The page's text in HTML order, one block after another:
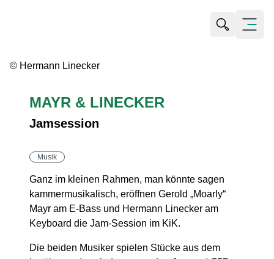
Suche
Menü
© Hermann Linecker
MAYR & LINECKER
Jamsession
Musik
Ganz im kleinen Rahmen, man könnte sagen
kammermusikalisch, eröffnen Gerold „Moarly“
Mayr am E-Bass und Hermann Linecker am
Keyboard die Jam-Session im KiK.
Die beiden Musiker spielen Stücke aus dem